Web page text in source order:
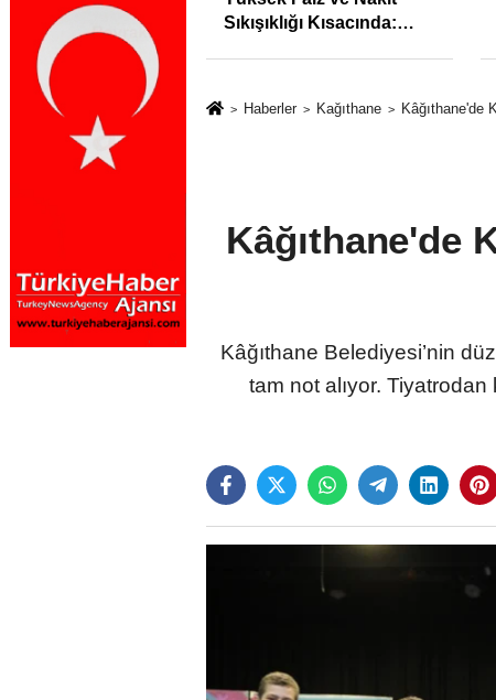
%31,75;
%50,49 olarak
Sıkışıklığı Kısacında:
Haberler Kağıthane Kâğıthane'de
Kâğıthane'de
Kâğıthane Belediyesi’nin
tam not alıyor.